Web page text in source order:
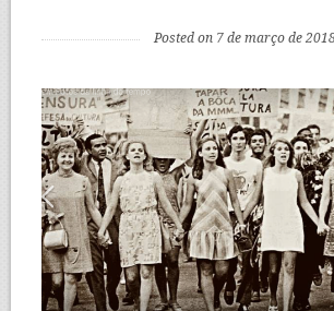
Posted on 7 de março de